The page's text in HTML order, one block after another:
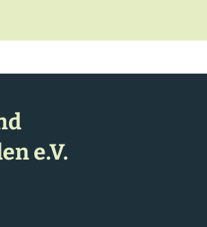
e.V.